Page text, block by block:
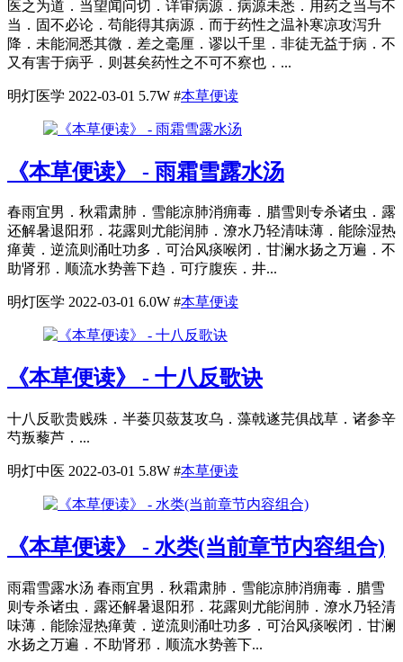
医之为道．当望闻问切．详审病源．病源未悉．用药之当与不
当．固不必论．苟能得其病源．而于药性之温补寒凉攻泻升
降．未能洞悉其微．差之毫厘．谬以千里．非徒无益于病．不
又有害于病乎．则甚矣药性之不可不察也．...
明灯医学 2022-03-01 5.7W #本草便读
《本草便读》 - 雨霜雪露水汤
春雨宜男．秋霜肃肺．雪能凉肺消痈毒．腊雪则专杀诸虫．露
还解暑退阳邪．花露则尤能润肺．潦水乃轻清味薄．能除湿热
瘅黄．逆流则涌吐功多．可治风痰喉闭．甘澜水扬之万遍．不
助肾邪．顺流水势善下趋．可疗腹疾．井...
明灯医学 2022-03-01 6.0W #本草便读
《本草便读》 - 十八反歌诀
十八反歌贵贱殊．半蒌贝蔹芨攻乌．藻戟遂芫俱战草．诸参辛
芍叛藜芦．...
明灯中医 2022-03-01 5.8W #本草便读
《本草便读》 - 水类(当前章节内容组合)
雨霜雪露水汤 春雨宜男．秋霜肃肺．雪能凉肺消痈毒．腊雪
则专杀诸虫．露还解暑退阳邪．花露则尤能润肺．潦水乃轻清
味薄．能除湿热瘅黄．逆流则涌吐功多．可治风痰喉闭．甘澜
水扬之万遍．不助肾邪．顺流水势善下...